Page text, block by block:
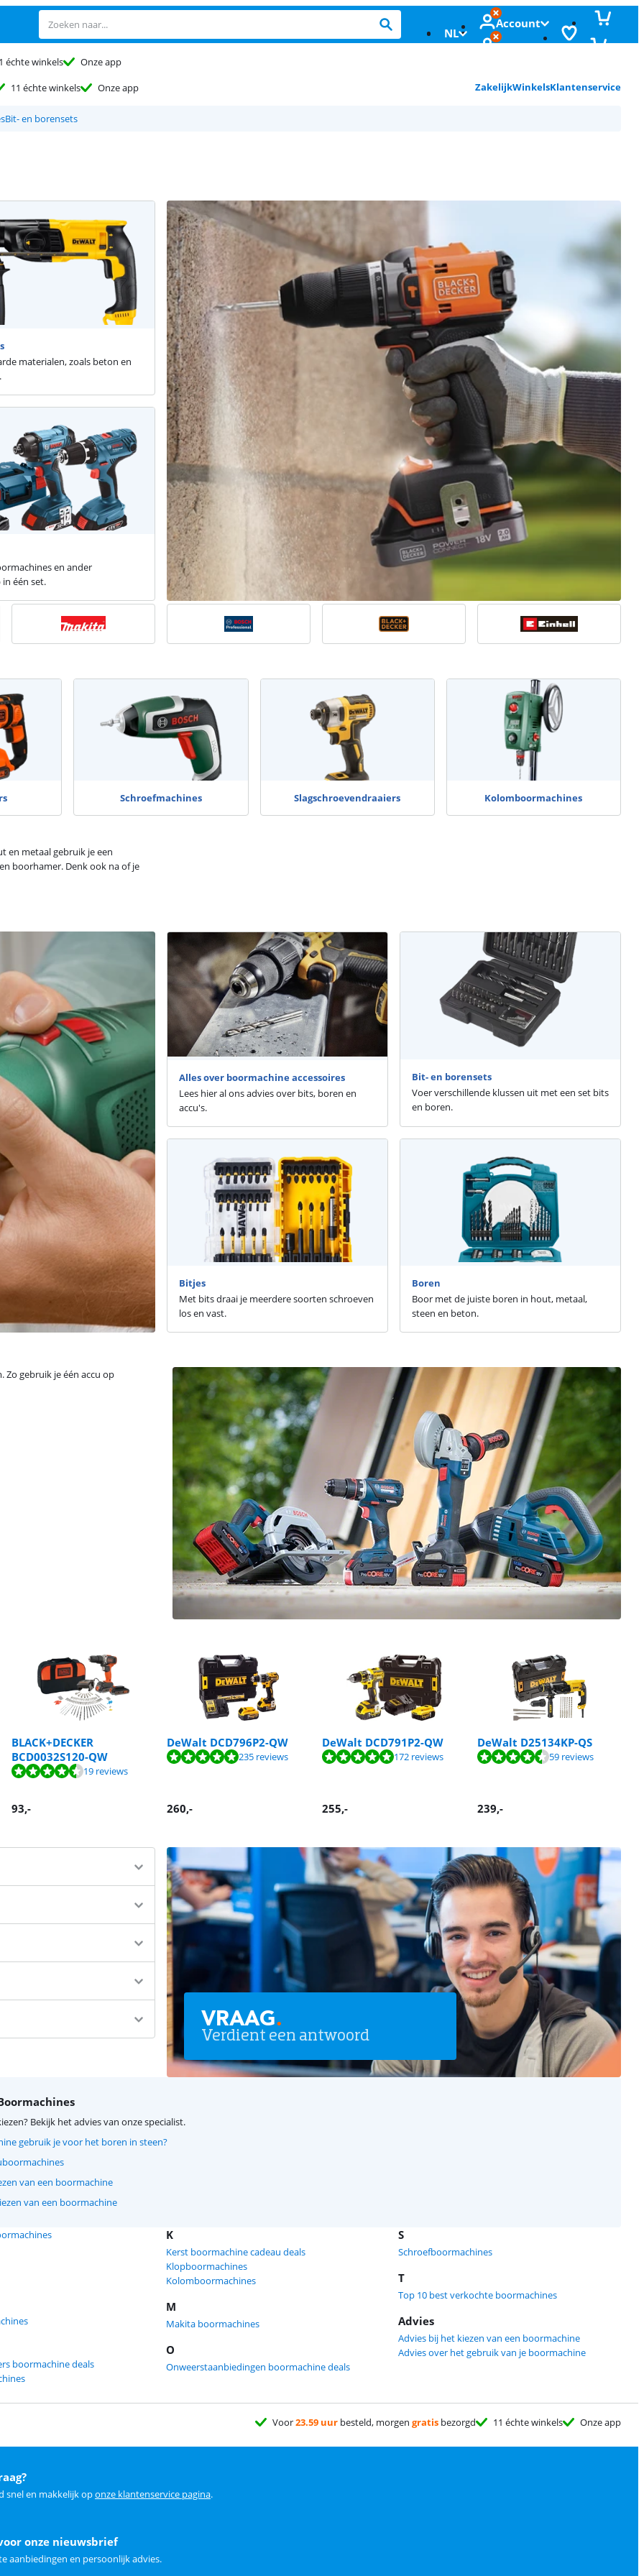
NL
Account
échte winkels
Onze app
11 échte winkels Onze app ZakelijkWinkelsKlantenservice
Bit- en borensets
materialen, zoals beton en
en ander
één set.
Schroefmachines Slagschroevendraaiers Kolomboormachines
en metaal gebruik je een
boorhamer. Denk ook na of je
Alles over boormachine accessoires
Lees hier al ons advies over bits, boren en
accu's.
Bit- en borensets
Voer verschillende klussen uit met een set bits
en boren.
Bitjes
Met bits draai je meerdere soorten schroeven
los en vast.
Boren
Boor met de juiste boren in hout, metaal,
steen en beton.
Zo gebruik je één accu op
BLACK+DECKER
BCD0032S120-QW
19 reviews
93,-
DeWalt DCD796P2-QW
235 reviews
260,-
DeWalt DCD791P2-QW
172 reviews
255,-
DeWalt D25134KP-QS
59 reviews
239,-
VRAAG.
Verdient een antwoord
Bekijk het advies van onze specialist.
gebruik je voor het boren in steen?
van een boormachine
van een boormachine
boormachine deals
K
Kerst boormachine cadeau deals
Klopboormachines
Kolomboormachines
M
Makita boormachines
O
Onweerstaanbiedingen boormachine deals
S
Schroefboormachines
T
Top 10 best verkochte boormachines
Advies
Advies bij het kiezen van een boormachine
Advies over het gebruik van je boormachine
Voor23.59 uur besteld, morgen gratis bezorgd 11 échte winkels Onze app
snel en makkelijk oponze klantenservice pagina.
onze nieuwsbrief
aanbiedingen en persoonlijk advies.